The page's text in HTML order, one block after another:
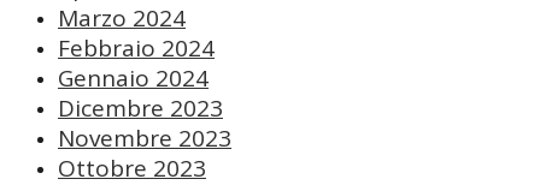
Marzo 2024
Febbraio 2024
Gennaio 2024
Dicembre 2023
Novembre 2023
Ottobre 2023